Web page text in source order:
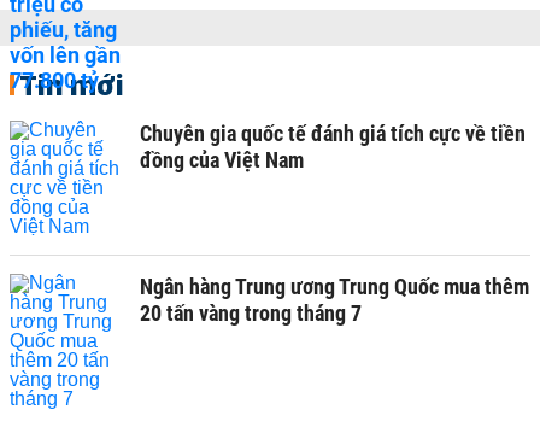
Tin mới
Chuyên gia quốc tế đánh giá tích cực về tiền
đồng của Việt Nam
Ngân hàng Trung ương Trung Quốc mua thêm
20 tấn vàng trong tháng 7